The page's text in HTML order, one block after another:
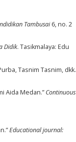
Tambusai6, no. 2
Didik. Tasikmalaya: Edu
Tasnim Tasnim, dkk.
Aida Medan.”Continuous
Educational journal: